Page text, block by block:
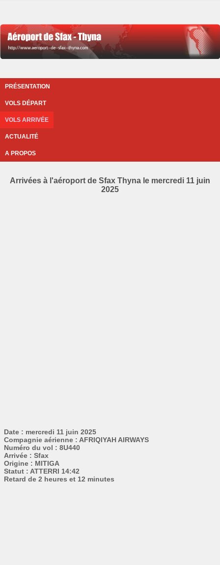
PRÉSENTATION
VOLS DÉPART
VOLS ARRIVÉE
ACTUALITÉ
A PROPOS
Arrivées à l'aéroport de Sfax Thyna le mercredi 11 juin
2025
Date : mercredi 11 juin 2025
Compagnie aérienne : AFRIQIYAH AIRWAYS
Numéro du vol : 8U440
Arrivée : Sfax
Origine : MITIGA
Statut : ATTERRI 14:42
Retard de 2 heures et 12 minutes